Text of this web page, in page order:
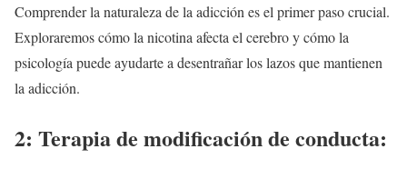
Comprender la naturaleza de la adicción es el primer paso crucial.
Exploraremos cómo la nicotina afecta el cerebro y cómo la
psicología puede ayudarte a desentrañar los lazos que mantienen
la adicción.
2: Terapia de modificación de conducta: